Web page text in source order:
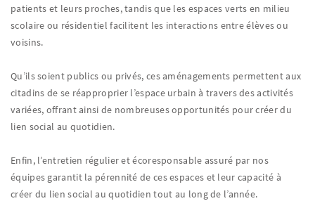
patients et leurs proches, tandis que les espaces verts en milieu
scolaire ou résidentiel facilitent les interactions entre élèves ou
voisins.
Qu’ils soient publics ou privés, ces aménagements permettent aux
citadins de se réapproprier l’espace urbain à travers des activités
variées, offrant ainsi de nombreuses opportunités pour créer du
lien social au quotidien.
Enfin, l’entretien régulier et écoresponsable assuré par nos
équipes garantit la pérennité de ces espaces et leur capacité à
créer du lien social au quotidien tout au long de l’année.